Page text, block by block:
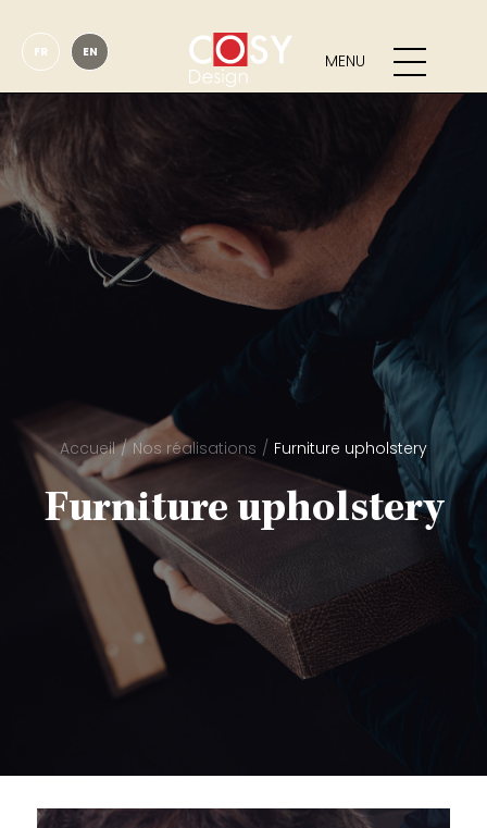
FR EN MENU
Accueil Nos réalisations Furniture upholstery
Furniture upholstery